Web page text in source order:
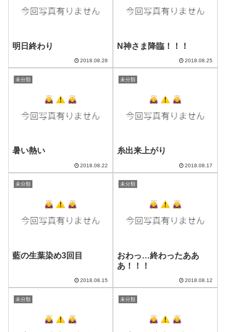
明日終わり
2018.08.28
N神さま降臨！！！
2018.08.25
未分類
暑い熱い
2018.08.22
未分類
糸出来上がり
2018.08.17
未分類
藍の生葉染め3回目
2018.08.15
未分類
おわっ…終わったああ
あ！！！
2018.08.12
未分類 未分類